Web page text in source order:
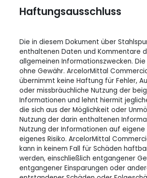
Haftungsausschluss
Die in diesem Dokument über
enthaltenen Daten und Kommentare
allgemeinen Informationszwecken.
ohne Gewähr. ArcelorMittal
übernimmt keine Haftung für Fehler,
oder missbräuchliche Nutzung der
Informationen und lehnt hiermit
die sich aus der Möglichkeit oder
Nutzung der darin enthaltenen
Nutzung der Informationen auf eigene
eigenes Risiko. ArcelorMittal
kann in keinem Fall für Schäden
werden, einschließlich entgangener
entgangener Einsparungen oder